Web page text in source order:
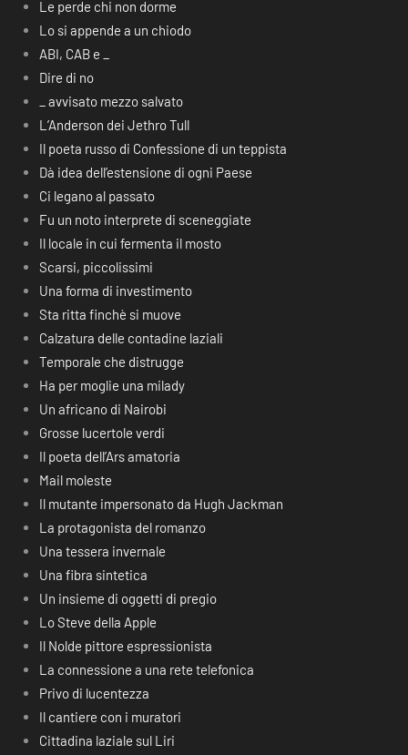
Le perde chi non dorme
Lo si appende a un chiodo
ABI, CAB e _
Dire di no
_ avvisato mezzo salvato
L’Anderson dei Jethro Tull
Il poeta russo di Confessione di un teppista
Dà idea dell’estensione di ogni Paese
Ci legano al passato
Fu un noto interprete di sceneggiate
Il locale in cui fermenta il mosto
Scarsi, piccolissimi
Una forma di investimento
Sta ritta finchè si muove
Calzatura delle contadine laziali
Temporale che distrugge
Ha per moglie una milady
Un africano di Nairobi
Grosse lucertole verdi
Il poeta dell’Ars amatoria
Mail moleste
Il mutante impersonato da Hugh Jackman
La protagonista del romanzo
Una tessera invernale
Una fibra sintetica
Un insieme di oggetti di pregio
Lo Steve della Apple
Il Nolde pittore espressionista
La connessione a una rete telefonica
Privo di lucentezza
Il cantiere con i muratori
Cittadina laziale sul Liri